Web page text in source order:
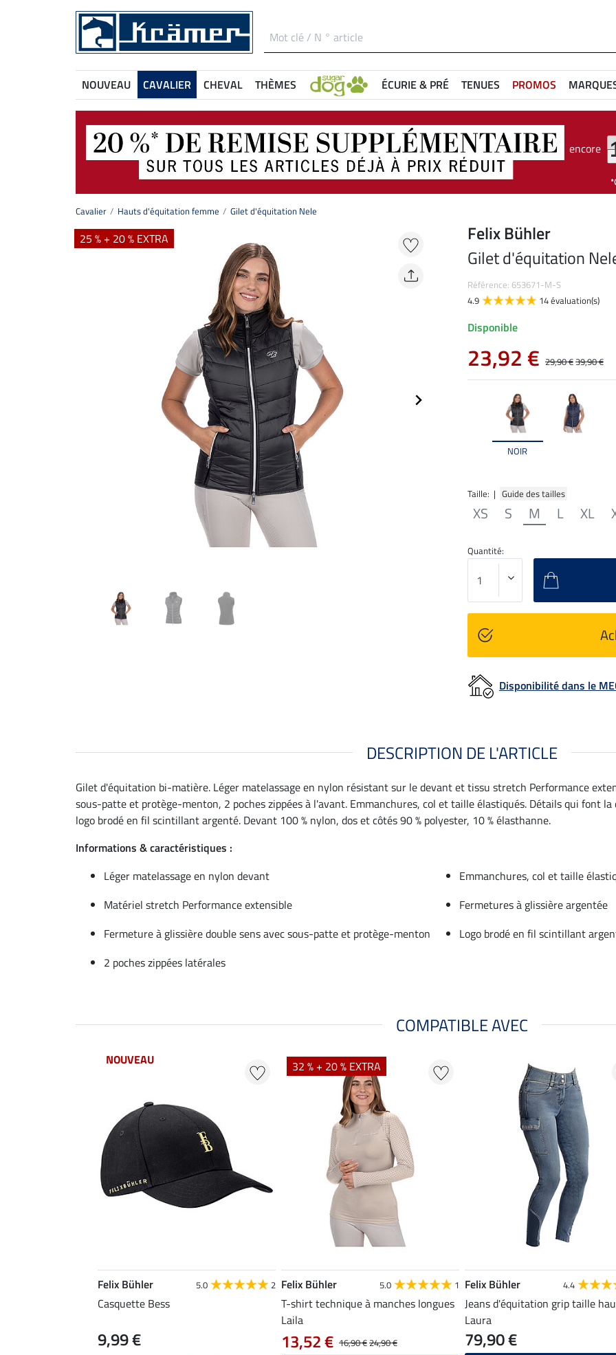
NOUVEAU CAVALIER CHEVAL THÈMES ÉCURIE & PRÉ TENUES PROMOS
encore
Cavalier Hauts d'équitation femme Gilet d'équitation Nele
25 % + 20 % EXTRA
NOIR
Taille: | Guide des tailles
XS S M L XL
Felix Bühler
Gilet d'équitation
Référence: 653671-M-S
4.9
14 évaluation(s)
Disponible
23,92 € 29,90 €39,90 €
Quantité:
Disponibilité dans le
DESCRIPTION DE L'ARTICLE
Gilet d'équitation bi-matière. Léger matelassage en nylon résistant sur le devant et tissu stretch Performance
sous-patte et protège-menton, 2 poches zippées à l'avant. Emmanchures, col et taille élastiqués. Détails qui font
logo brodé en fil scintillant argenté. Devant 100 % nylon, dos et côtés 90 % polyester, 10 % élasthanne.
Informations & caractéristiques :
Léger matelassage en nylon devant
Emmanchures, col et taille
Matériel stretch Performance extensible
Fermetures à glissière argentée
Fermeture à glissière double sens avec sous-patte et protège-menton
Logo brodé en fil scintillant
2 poches zippées latérales
COMPATIBLE AVEC
NOUVEAU
Felix Bühler 5.0 2
Casquette Bess
9,99 €
32 % + 20 % EXTRA
Felix Bühler 5.0 1
T-shirt technique à manches longues
Laila
16,90 €24,90 €
13,52 €
Felix Bühler 4.4
Jeans d'équitation grip taille
Laura
79,90 €